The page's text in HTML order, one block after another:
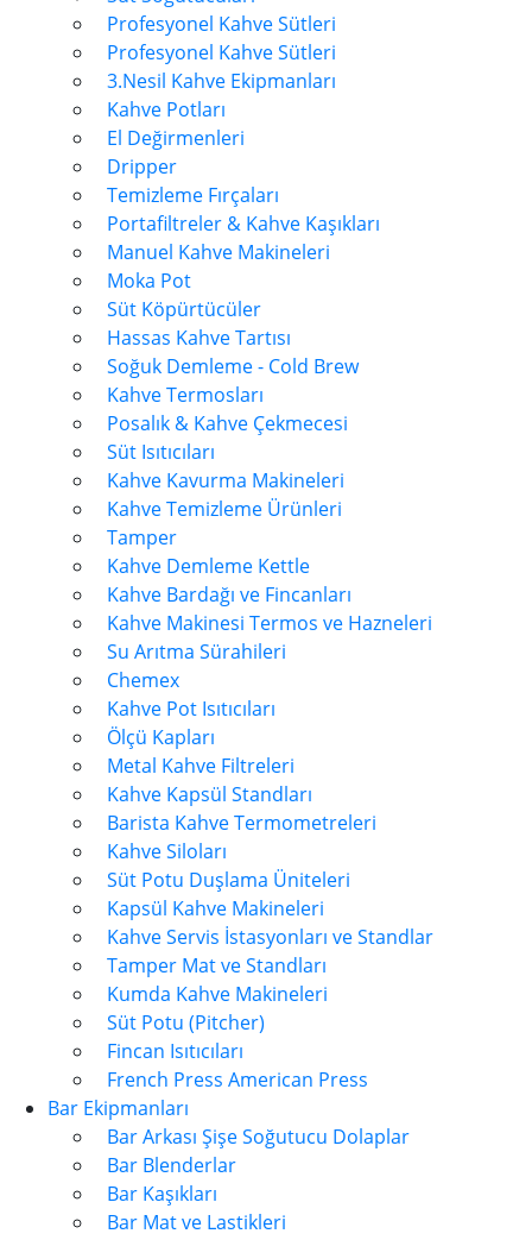
Profesyonel Kahve Sütleri
Profesyonel Kahve Sütleri
3.Nesil Kahve Ekipmanları
Kahve Potları
El Değirmenleri
Dripper
Temizleme Fırçaları
Portafiltreler & Kahve Kaşıkları
Manuel Kahve Makineleri
Moka Pot
Süt Köpürtücüler
Hassas Kahve Tartısı
Soğuk Demleme - Cold Brew
Kahve Termosları
Posalık & Kahve Çekmecesi
Süt Isıtıcıları
Kahve Kavurma Makineleri
Kahve Temizleme Ürünleri
Tamper
Kahve Demleme Kettle
Kahve Bardağı ve Fincanları
Kahve Makinesi Termos ve Hazneleri
Su Arıtma Sürahileri
Chemex
Kahve Pot Isıtıcıları
Ölçü Kapları
Metal Kahve Filtreleri
Kahve Kapsül Standları
Barista Kahve Termometreleri
Kahve Siloları
Süt Potu Duşlama Üniteleri
Kapsül Kahve Makineleri
Kahve Servis İstasyonları ve Standlar
Tamper Mat ve Standları
Kumda Kahve Makineleri
Süt Potu (Pitcher)
Fincan Isıtıcıları
French Press American Press
Bar Ekipmanları
Bar Arkası Şişe Soğutucu Dolaplar
Bar Blenderlar
Bar Kaşıkları
Bar Mat ve Lastikleri